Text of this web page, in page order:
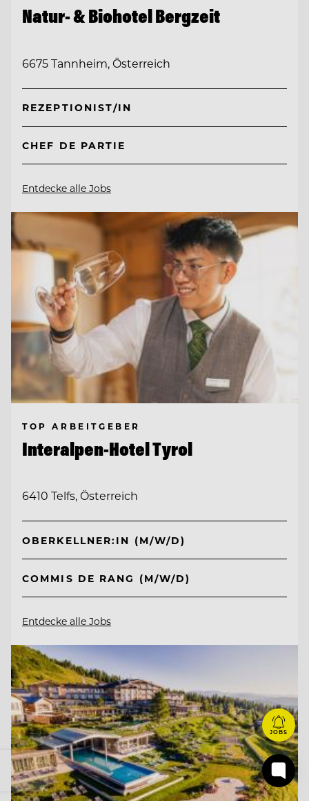
Natur- & Biohotel Bergzeit
6675 Tannheim, Österreich
REZEPTIONIST/IN
CHEF DE PARTIE
Entdecke alle Jobs
TOP ARBEITGEBER
Interalpen-Hotel Tyrol
6410 Telfs, Österreich
OBERKELLNER:IN (M/W/D)
COMMIS DE RANG (M/W/D)
Entdecke alle Jobs
JOBS